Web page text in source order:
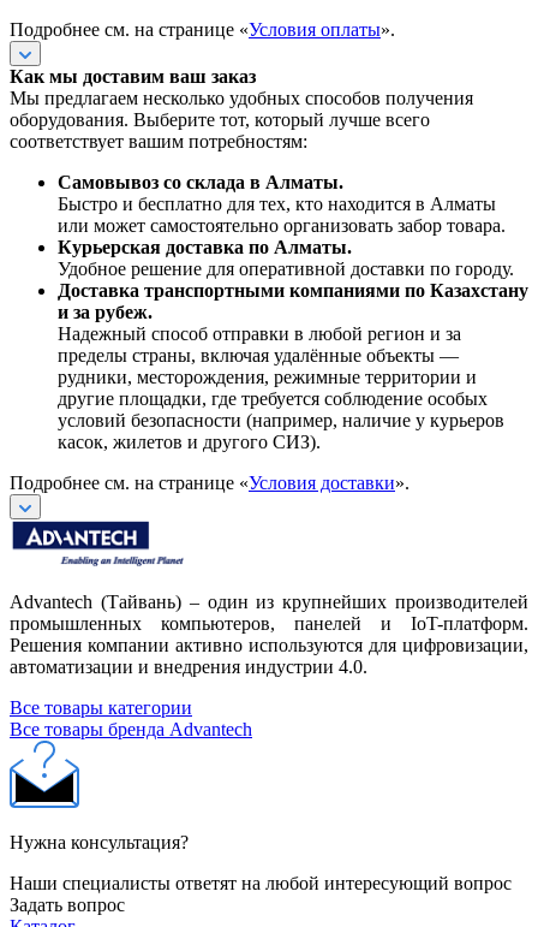
Подробнее см. на странице «Условия оплаты».
Как мы доставим ваш заказ
Мы предлагаем несколько удобных способов получения
оборудования. Выберите тот, который лучше всего
соответствует вашим потребностям:
Самовывоз со склада в Алматы.
Быстро и бесплатно для тех, кто находится в Алматы
или может самостоятельно организовать забор товара.
Курьерская доставка по Алматы.
Удобное решение для оперативной доставки по городу.
Доставка транспортными компаниями по Казахстану
и за рубеж.
Надежный способ отправки в любой регион и за
пределы страны, включая удалённые объекты —
рудники, месторождения, режимные территории и
другие площадки, где требуется соблюдение особых
условий безопасности (например, наличие у курьеров
касок, жилетов и другого СИЗ).
Подробнее см. на странице «Условия доставки».
Advantech (Тайвань) – один из крупнейших производителей
промышленных компьютеров, панелей и IoT-платформ.
Решения компании активно используются для цифровизации,
автоматизации и внедрения индустрии 4.0.
Все товары категории
Все товары бренда Advantech
Нужна консультация?
Наши специалисты ответят на любой интересующий вопрос
Задать вопрос